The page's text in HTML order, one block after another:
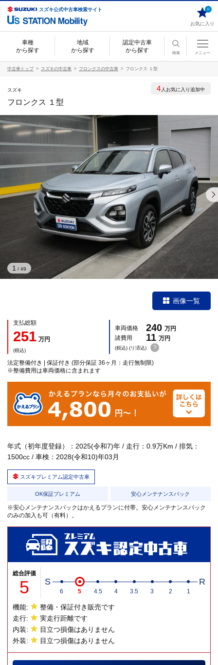
スズキ公式中古車検索サイト
お気に入り
0
車種
から探す
地域
から探す
認定中古車
から探す
検索 メニュー
中古車トップ スズキの中古車 フロンクスの中古車 フロンクス １型
スズキ
フロンクス １型
1 / 49
画像一覧
支払総額
251 万円
(税込)
車両価格 240 万円
諸費用
11 万円
(税込) (リ済込) ?
法定整備付き | 保証付き (部分保証 36ヶ月：走行無制限)
※整備費用は車両価格に含まれます
年式（初年度登録）：2025(令和7)年 / 走行：0.9万Km / 排気：
1500cc / 車検：2028(令和10)年03月
スズキプレミアム認定中古車
OK保証プレミアム 安心メンテナンスパック
※安心メンテナンスパックはかえるプランに付帯。安心メンテナンスパック
のみの加入も可（有料）。
総合評価
5 S R
6 5 4.5 4 3.5 3 2 1
機能:
整備・保証付き販売です
走行:
実走行距離です
内装:
目立つ損傷はありません
外装:
目立つ損傷はありません
4 人お気に入り追加中